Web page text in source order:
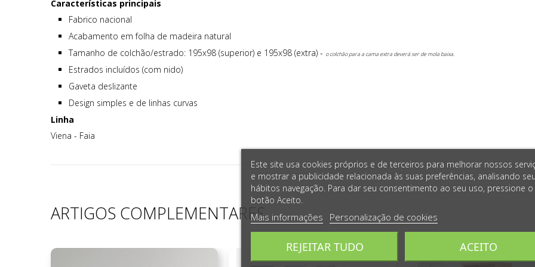
Características principais
Fabrico nacional
Acabamento em folha de madeira natural
Tamanho de colchão/estrado: 195x98 (superior) e 195x98 (extra) - o colchão para a cama extra deverá ser de mola baixa.
Estrados incluídos (com nido)
Gaveta deslizante
Design simples e de linhas curvas
Linha
Viena - Faia
ARTIGOS COMPLEMENTARES
Este site usa cookies próprios e de terceiros para melhorar nossos
e mostrar a publicidade relacionada às suas preferências, analisando
hábitos navegação. Para dar seu consentimento ao seu uso, pressione o
botão Aceito.
Mais informações Personalização de cookies
REJEITAR TUDO ACEITO